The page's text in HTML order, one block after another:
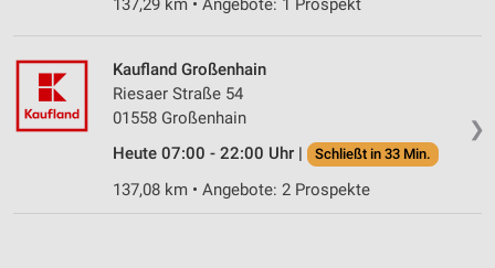
137,29 km • Angebote: 1 Prospekt
❯
Kaufland Großenhain
Riesaer Straße 54
01558 Großenhain
Heute 07:00 - 22:00 Uhr |
Schließt in 33 Min.
137,08 km • Angebote: 2 Prospekte